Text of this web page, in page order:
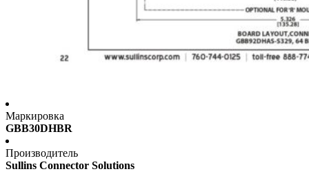
Маркировка
GBB30DHBR
Производитель
Sullins Connector Solutions